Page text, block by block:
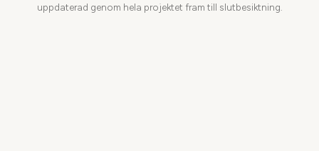
uppdaterad genom hela projektet fram till slutbesiktning.